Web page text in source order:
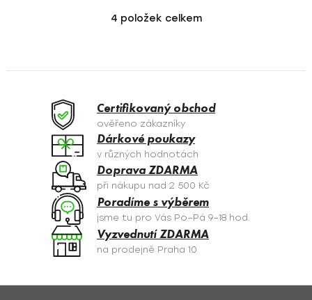
O
á
c
í
p
r
v
k
y
v
ý
p
s
4 položek celkem
Certifikovaný obchod
ověřeno zákazníky
Dárkové poukazy
v různých hodnotách
Doprava ZDARMA
při nákupu nad 2 500 Kč
Poradíme s výběrem
jsme tu pro Vás Po–Pá 9–18 hod.
Vyzvednutí ZDARMA
na prodejně Praha 10